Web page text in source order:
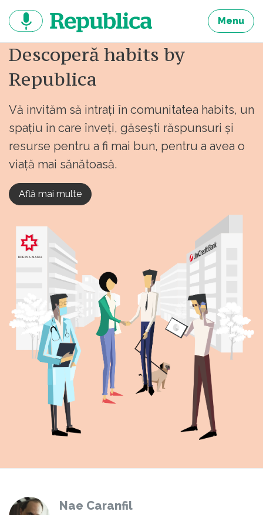
continut
Menu
Descoperă habits by
Republica
Vă invităm să intrați în comunitatea habits, un
spațiu în care înveți, găsești răspunsuri și
resurse pentru a fi mai bun, pentru a avea o
viață mai sănătoasă.
Află mai multe
Nae Caranfil